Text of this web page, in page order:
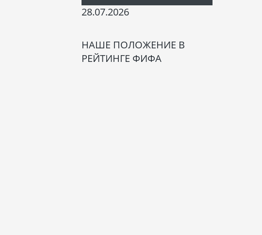
28.07.2026
НАШЕ ПОЛОЖЕНИЕ В
РЕЙТИНГЕ ФИФА